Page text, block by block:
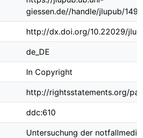
giessen.de//handle/jlupub/
http://dx.doi.org/10.22029/
de_DE
In Copyright
http://rightsstatements.org/
ddc:610
Untersuchung der